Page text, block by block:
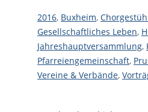
2016, Buxheim,
Gesellschaftliches Leben,
Jahreshauptversammlung,
Pfarreiengemeinschaft,
Vereine & Verbände,